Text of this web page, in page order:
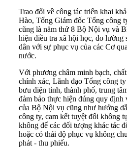
Trao đổi về công tác triển khai
Hào, Tổng Giám đốc Tổng
cũng là năm thứ 8 Bộ Nội vụ và
hiện điều tra xã hội học, đo lường
dân với sự phục vụ của các Cơ
nước.
Với phương châm minh bạch,
chính xác, Lãnh đạo Tổng công
bưu điện tỉnh, thành phố, trung
đảm bảo thực hiện đúng quy định
của Bộ Nội vụ cũng như hướng
công ty, cam kết tuyệt đối không
không để các đối tượng khác tác
hoặc có thái độ phục vụ không
phát - thu phiếu.